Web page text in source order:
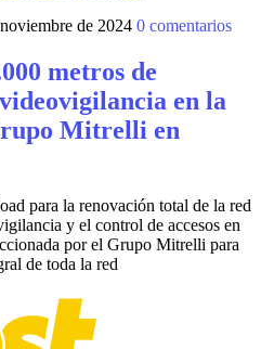
de 2024 0 comentarios
metros de
en la
Mitrelli en
para la renovación total de la red
y el control de accesos en
por el Grupo Mitrelli para
de toda la red